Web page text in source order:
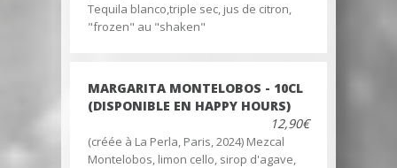
Tequila blanco,triple sec, jus de citron,
"frozen" au "shaken"
MARGARITA MONTELOBOS - 10CL
(DISPONIBLE EN HAPPY HOURS)
12,90€
(créée à La Perla, Paris, 2024) Mezcal
Montelobos, limon cello, sirop d'agave,